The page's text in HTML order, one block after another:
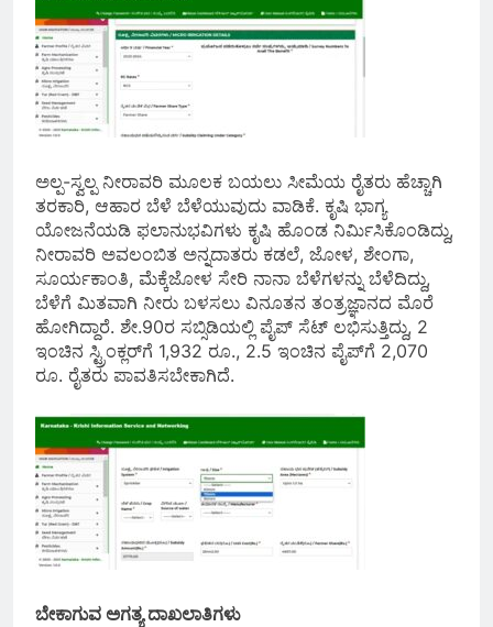
ಅಲ್ಪ-ಸ್ವಲ್ಪ ನೀರಾವರಿ ಮೂಲಕ ಬಯಲು ಸೀಮೆಯ ರೈತರು ಹೆಚ್ಚಾಗಿ
ತರಕಾರಿ, ಆಹಾರ ಬೆಳೆ ಬೆಳೆಯುವುದು ವಾಡಿಕೆ. ಕೃಷಿ ಭಾಗ್ಯ
ಯೋಜನೆಯಡಿ ಫಲಾನುಭವಿಗಳು ಕೃಷಿ ಹೊಂಡ ನಿರ್ಮಿಸಿಕೊಂಡಿದ್ದು,
ನೀರಾವರಿ ಅವಲಂಬಿತ ಅನ್ನದಾತರು ಕಡಲೆ, ಜೋಳ, ಶೇಂಗಾ,
ಸೂರ್ಯಕಾಂತಿ, ಮೆಕ್ಕೆಜೋಳ ಸೇರಿ ನಾನಾ ಬೆಳೆಗಳನ್ನು ಬೆಳೆದಿದ್ದು,
ಬೆಳೆಗೆ ಮಿತವಾಗಿ ನೀರು ಬಳಸಲು ವಿನೂತನ ತಂತ್ರಜ್ಞಾನದ ಮೊರೆ
ಹೋಗಿದ್ದಾರೆ. ಶೇ.90ರ ಸಬ್ಸಿಡಿಯಲ್ಲಿ ಪೈಪ್‌ ಸೆಟ್‌ ಲಭಿಸುತ್ತಿದ್ದು, 2
ಇಂಚಿನ ಸ್ಟ್ರಿಂಕ್ಲರ್‌ಗೆ 1,932 ರೂ., 2.5 ಇಂಚಿನ ಪೈಪ್‌ಗೆ 2,070
ರೂ. ರೈತರು ಪಾವತಿಸಬೇಕಾಗಿದೆ.
ಬೇಕಾಗುವ ಅಗತ್ಯ ದಾಖಲಾತಿಗಳು